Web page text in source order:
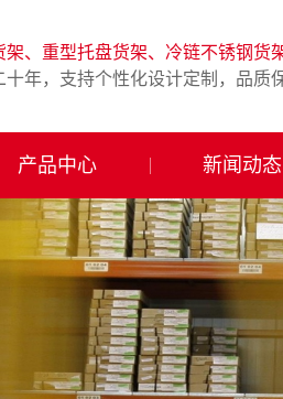
架、重型托盘货架、冷链不锈钢货
十年，支持个性化设计定制，品质
产品中心 新闻动态